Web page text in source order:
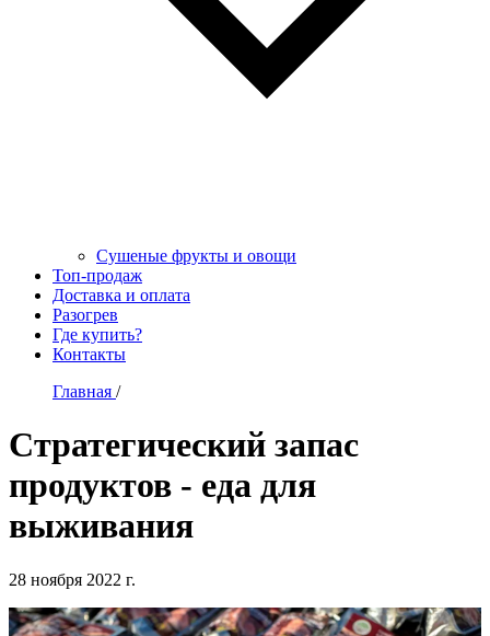
Сушеные фрукты и овощи
Топ-продаж
Доставка и оплата
Разогрев
Где купить?
Контакты
Главная /
Стратегический запас
продуктов - еда для
выживания
28 ноября 2022 г.